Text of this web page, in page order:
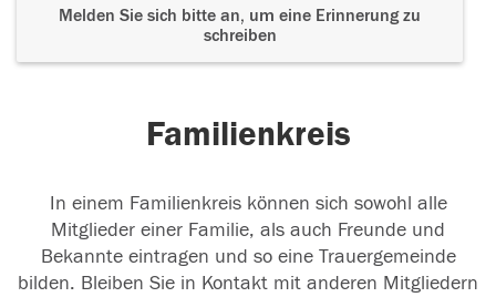
Melden Sie sich bitte an, um eine Erinnerung zu
schreiben
Familienkreis
In einem Familienkreis können sich sowohl alle
Mitglieder einer Familie, als auch Freunde und
Bekannte eintragen und so eine Trauergemeinde
bilden. Bleiben Sie in Kontakt mit anderen Mitgliedern